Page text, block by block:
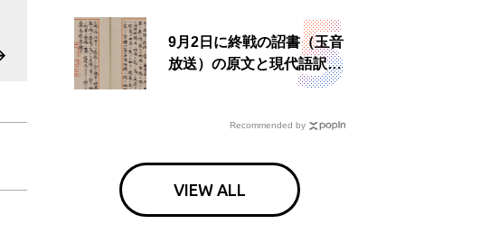
9月2日に終戦の詔書（玉音
放送）の原文と現代語訳を
読む もう一つの「終戦の
Recommended by
VIEW ALL